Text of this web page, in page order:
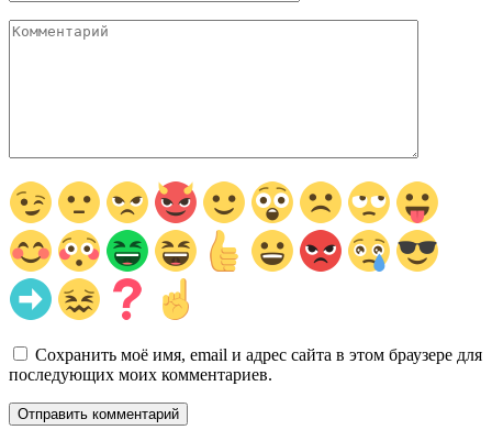
Комментарий
Сохранить моё имя, email и адрес сайта в этом браузере для
последующих моих комментариев.